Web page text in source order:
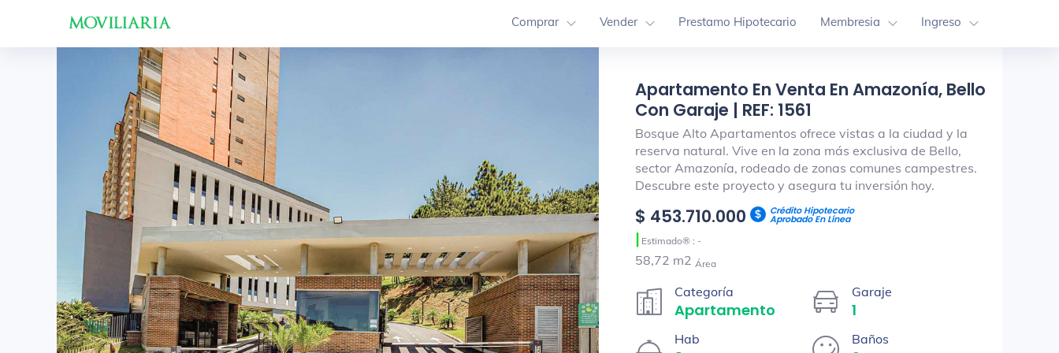
Comprar Vender Prestamo Hipotecario Membresia Ingreso
Apartamento En Venta En Amazonía, Bello
Con Garaje | REF: 1561
Bosque Alto Apartamentos ofrece vistas a la ciudad y la
reserva natural. Vive en la zona más exclusiva de Bello,
sector Amazonía, rodeado de zonas comunes campestres.
Descubre este proyecto y asegura tu inversión hoy.
$ 453.710.000 Crédito Hipotecario
Aprobado En Línea
| Estimado® : -
58,72 m2 Área
Categoría
Apartamento
Garaje
1
Hab Baños